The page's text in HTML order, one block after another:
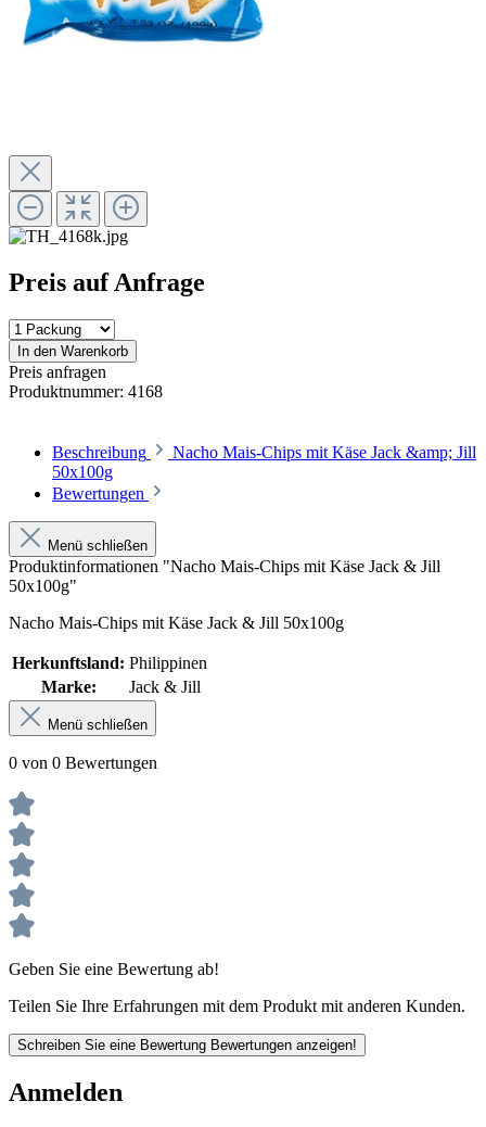
Preis auf Anfrage
In den Warenkorb
Preis anfragen
Produktnummer: 4168
Beschreibung
Nacho Mais-Chips mit Käse Jack &amp; Jill
50x100g
Bewertungen
Menü schließen
Produktinformationen "Nacho Mais-Chips mit Käse Jack & Jill
50x100g"
Nacho Mais-Chips mit Käse Jack & Jill 50x100g
Herkunftsland: Philippinen
Marke:
Jack & Jill
Menü schließen
0 von 0 Bewertungen
Geben Sie eine Bewertung ab!
Teilen Sie Ihre Erfahrungen mit dem Produkt mit anderen Kunden.
Schreiben Sie eine Bewertung Bewertungen anzeigen!
Anmelden